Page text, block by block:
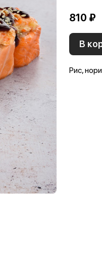
810 ₽
В
Рис,